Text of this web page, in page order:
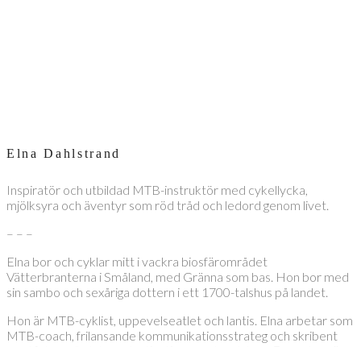
Elna Dahlstrand
Inspiratör och utbildad MTB-instruktör med cykellycka,
mjölksyra och äventyr som röd tråd och ledord genom livet.
– – –
Elna bor och cyklar mitt i vackra biosfärområdet
Vätterbranterna i Småland, med Gränna som bas. Hon bor med
sin sambo och sexåriga dottern i ett 1700-talshus på landet.
Hon är MTB-cyklist, uppevelseatlet och lantis. Elna arbetar som
MTB-coach, frilansande kommunikationsstrateg och skribent